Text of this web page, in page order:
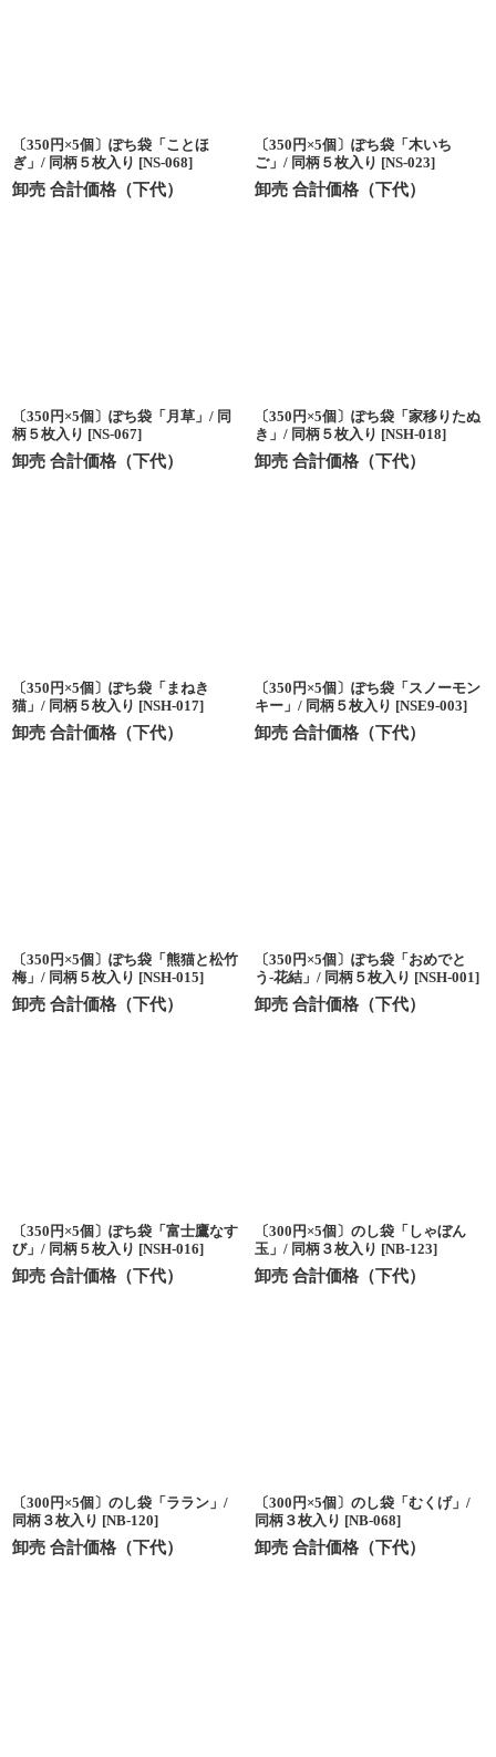
〔350円×5個〕ぽち袋「ことほ
ぎ」/ 同柄５枚入り [NS-068]
卸売 合計価格（下代）
〔350円×5個〕ぽち袋「木いち
ご」/ 同柄５枚入り [NS-023]
卸売 合計価格（下代）
〔350円×5個〕ぽち袋「月草」/ 同
柄５枚入り [NS-067]
卸売 合計価格（下代）
〔350円×5個〕ぽち袋「家移りたぬ
き」/ 同柄５枚入り [NSH-018]
卸売 合計価格（下代）
〔350円×5個〕ぽち袋「まねき
猫」/ 同柄５枚入り [NSH-017]
卸売 合計価格（下代）
〔350円×5個〕ぽち袋「スノーモン
キー」/ 同柄５枚入り [NSE9-003]
卸売 合計価格（下代）
〔350円×5個〕ぽち袋「熊猫と松竹
梅」/ 同柄５枚入り [NSH-015]
卸売 合計価格（下代）
〔350円×5個〕ぽち袋「おめでと
う-花結」/ 同柄５枚入り [NSH-001]
卸売 合計価格（下代）
〔350円×5個〕ぽち袋「富士鷹なす
び」/ 同柄５枚入り [NSH-016]
卸売 合計価格（下代）
〔300円×5個〕のし袋「しゃぼん
玉」/ 同柄３枚入り [NB-123]
卸売 合計価格（下代）
〔300円×5個〕のし袋「ララン」/
同柄３枚入り [NB-120]
卸売 合計価格（下代）
〔300円×5個〕のし袋「むくげ」/
同柄３枚入り [NB-068]
卸売 合計価格（下代）